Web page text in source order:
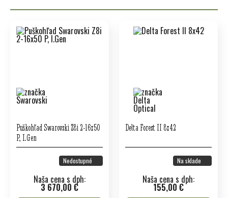
Puškohľad Swarovski Z8i 2-16x50
P, I.Gen
Nedostupné
Naša cena s dph:
3 670,00 €
Delta Forest II 8x42
Na sklade
Naša cena s dph:
155,00 €